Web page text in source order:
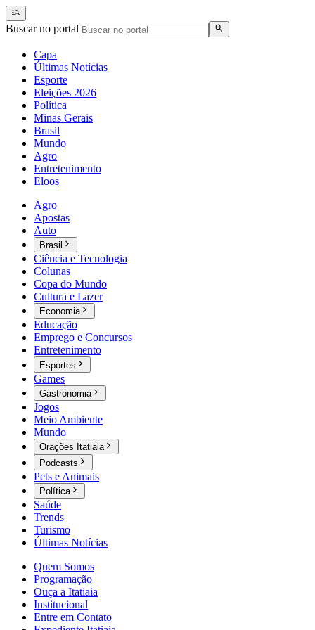
Buscar no portal
Capa
Últimas Notícias
Esporte
Eleições 2026
Política
Minas Gerais
Brasil
Mundo
Agro
Entretenimento
Eloos
Agro
Apostas
Auto
Brasil
Ciência e Tecnologia
Colunas
Copa do Mundo
Cultura e Lazer
Economia
Educação
Emprego e Concursos
Entretenimento
Esportes
Games
Gastronomia
Jogos
Meio Ambiente
Mundo
Orações Itatiaia
Podcasts
Pets e Animais
Política
Saúde
Trends
Turismo
Últimas Notícias
Quem Somos
Programação
Ouça a Itatiaia
Institucional
Entre em Contato